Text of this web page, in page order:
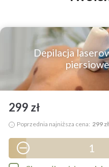
Depilacja
299 zł
i Poprzednia najniższa cena: 299 zł
1